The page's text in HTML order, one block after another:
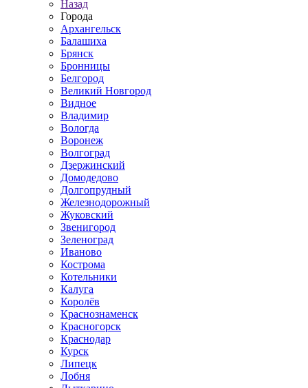
Назад
Города
Архангельск
Балашиха
Брянск
Бронницы
Белгород
Великий Новгород
Видное
Владимир
Вологда
Воронеж
Волгоград
Дзержинский
Домодедово
Долгопрудный
Железнодорожный
Жуковский
Звенигород
Зеленоград
Иваново
Кострома
Котельники
Калуга
Королёв
Краснознаменск
Красногорск
Краснодар
Курск
Липецк
Лобня